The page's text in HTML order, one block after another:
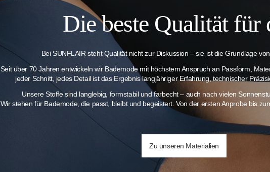
Die beste Qualität für
Bei SUNFLAIR steht Qualität nicht zur Diskussion – sie ist die Grundlage
Seit über 70 Jahren entwickeln wir Bademode mit höchstem Anspruch an Passform,
jeder Schnitt, jedes Detail ist das Ergebnis langjähriger Erfahrung, technischer
Unsere Stoffe sind langlebig, formstabil und farbecht – auch nach vielen
Wir stehen für Bademode, die passt, bleibt und begeistert. Von der ersten Anprobe bis
Zu unseren Materialien